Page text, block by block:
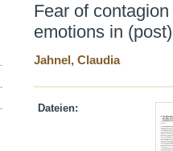
Fear of
emotions in
Jahnel, Claudia
Dateien: